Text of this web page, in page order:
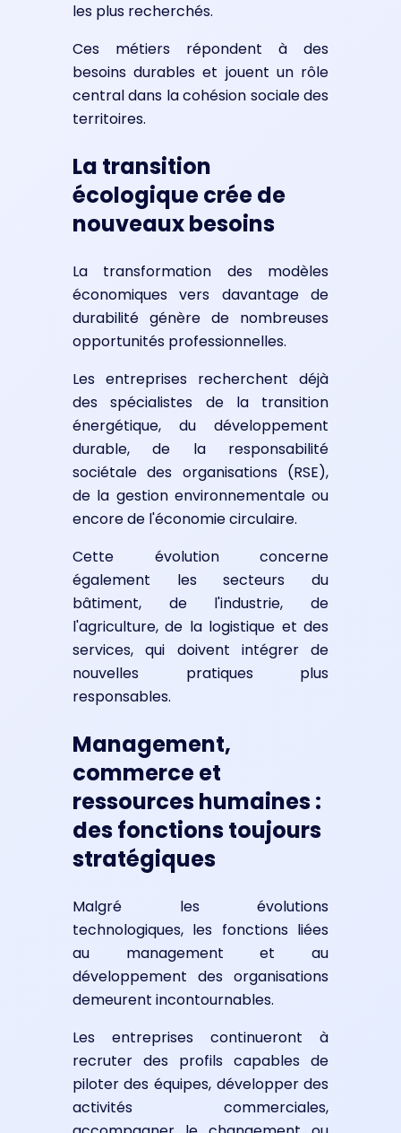
les plus recherchés.
Ces métiers répondent à des
besoins durables et jouent un rôle
central dans la cohésion sociale des
territoires.
La transition
écologique crée de
nouveaux besoins
La transformation des modèles
économiques vers davantage de
durabilité génère de nombreuses
opportunités professionnelles.
Les entreprises recherchent déjà
des spécialistes de la transition
énergétique, du développement
durable, de la responsabilité
sociétale des organisations (RSE),
de la gestion environnementale ou
encore de l'économie circulaire.
Cette évolution concerne
également les secteurs du
bâtiment, de l'industrie, de
l'agriculture, de la logistique et des
services, qui doivent intégrer de
nouvelles pratiques plus
responsables.
Management,
commerce et
ressources humaines :
des fonctions toujours
stratégiques
Malgré les évolutions
technologiques, les fonctions liées
au management et au
développement des organisations
demeurent incontournables.
Les entreprises continueront à
recruter des profils capables de
piloter des équipes, développer des
activités commerciales,